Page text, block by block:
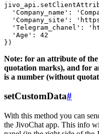
'Company_name':
'Company_site':
'Telegram_chanel':
  'Age': 42
Note: for an attribute of
quotation marks), and for
is a number (without
setCustomData#
With this method you can
the JivoChat app. This info